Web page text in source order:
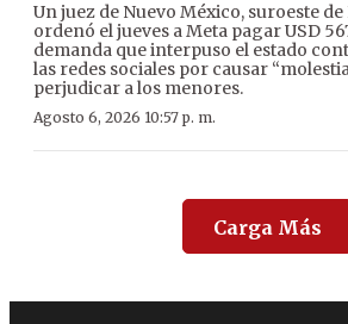
Un juez de Nuevo México, suroeste de
ordenó el jueves a Meta pagar USD
demanda que interpuso el estado
las redes sociales por causar
perjudicar a los menores.
Agosto 6, 2026 10:57 p. m.
Carga Más